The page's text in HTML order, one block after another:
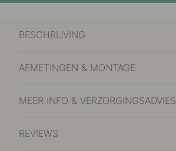
BESCHRIJVING
AFMETINGEN & MONTAGE
MEER INFO & VERZORGINGSADVIES
REVIEWS